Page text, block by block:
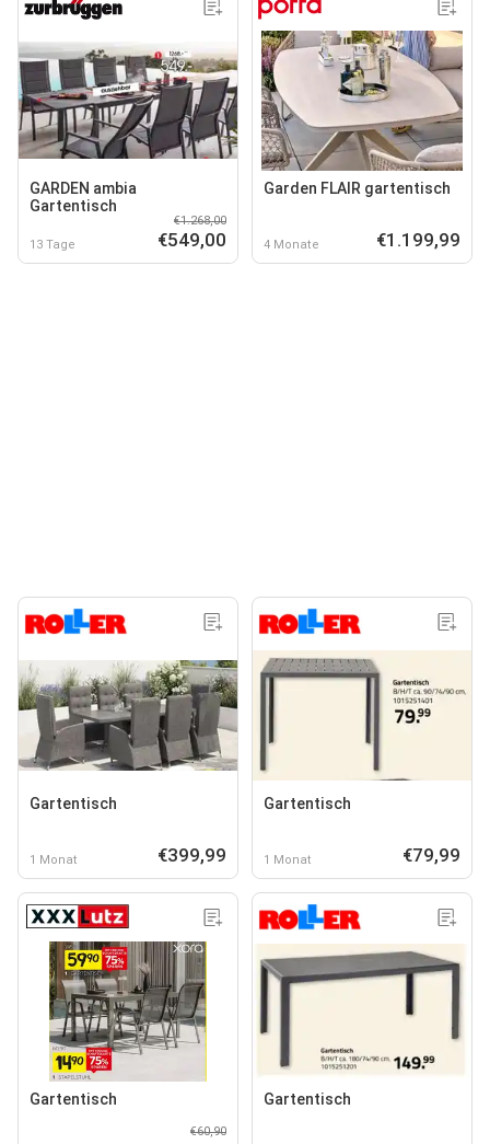
GARDEN ambia
Gartentisch
13 Tage
€1.268,00
€549,00
Garden FLAIR gartentisch
4 Monate €1.199,99
Gartentisch
1 Monat €399,99
Gartentisch
1 Monat €79,99
Gartentisch
€60,90
Gartentisch